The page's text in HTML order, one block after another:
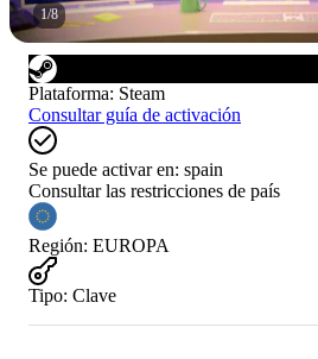
1/8
Plataforma: Steam
Consultar guía de activación
Se puede activar en: spain
Consultar las restricciones de país
Región: EUROPA
Tipo: Clave